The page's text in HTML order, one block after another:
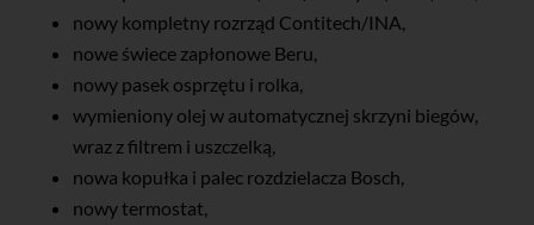
nowy kompletny rozrząd Contitech/INA,
nowe świece zapłonowe Beru,
nowy pasek osprzętu i rolka,
wymieniony olej w automatycznej skrzyni biegów,
wraz z filtrem i uszczelką,
nowa kopułka i palec rozdzielacza Bosch,
nowy termostat,